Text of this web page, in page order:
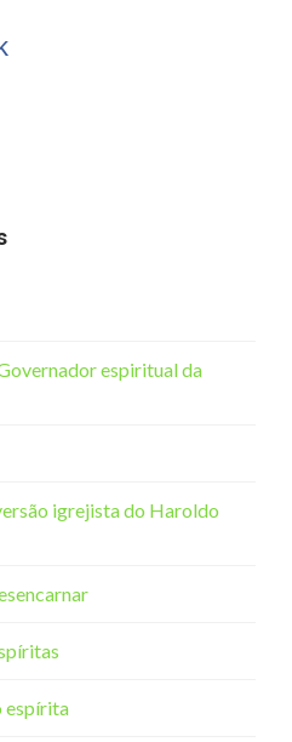
espiritual da
igrejista do Haroldo
espírita